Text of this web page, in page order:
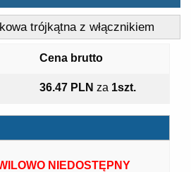
trójkątna z włącznikiem
Cena brutto
36.47 PLN za 1szt.
NIEDOSTĘPNY